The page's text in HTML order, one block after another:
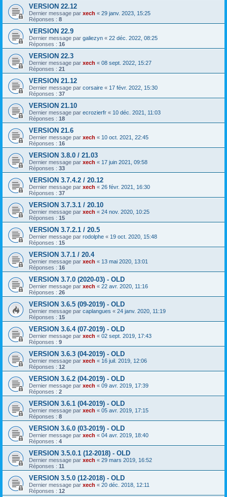
VERSION 22.12
Dernier message par xech « 29 janv. 2023, 15:25
Réponses : 8
VERSION 22.9
Dernier message par galiezyn « 22 déc. 2022, 08:25
Réponses : 16
VERSION 22.3
Dernier message par xech « 08 sept. 2022, 15:27
Réponses : 21
VERSION 21.12
Dernier message par corsaire « 17 févr. 2022, 15:30
Réponses : 37
VERSION 21.10
Dernier message par ecrozierfr « 10 déc. 2021, 11:03
Réponses : 18
VERSION 21.6
Dernier message par xech « 10 oct. 2021, 22:45
Réponses : 16
VERSION 3.8.0 / 21.03
Dernier message par xech « 17 juin 2021, 09:58
Réponses : 33
VERSION 3.7.4.2 / 20.12
Dernier message par xech « 26 févr. 2021, 16:30
Réponses : 37
VERSION 3.7.3.1 / 20.10
Dernier message par xech « 24 nov. 2020, 10:25
Réponses : 15
VERSION 3.7.2.1 / 20.5
Dernier message par rodolphe « 19 oct. 2020, 15:48
Réponses : 15
VERSION 3.7.1 / 20.4
Dernier message par xech « 13 mai 2020, 13:01
Réponses : 16
VERSION 3.7.0 (2020-03) - OLD
Dernier message par xech « 22 avr. 2020, 11:16
Réponses : 26
VERSION 3.6.5 (09-2019) - OLD
Dernier message par caplangues « 24 janv. 2020, 11:19
Réponses : 15
VERSION 3.6.4 (07-2019) - OLD
Dernier message par xech « 02 sept. 2019, 17:43
Réponses : 9
VERSION 3.6.3 (04-2019) - OLD
Dernier message par xech « 16 juil. 2019, 12:06
Réponses : 12
VERSION 3.6.2 (04-2019) - OLD
Dernier message par xech « 09 avr. 2019, 17:39
Réponses : 2
VERSION 3.6.1 (04-2019) - OLD
Dernier message par xech « 05 avr. 2019, 17:15
Réponses : 8
VERSION 3.6.0 (03-2019) - OLD
Dernier message par xech « 04 avr. 2019, 18:40
Réponses : 4
VERSION 3.5.0.1 (12-2018) - OLD
Dernier message par xech « 29 mars 2019, 16:52
Réponses : 11
VERSION 3.5.0 (12-2018) - OLD
Dernier message par xech « 20 déc. 2018, 12:11
Réponses : 12